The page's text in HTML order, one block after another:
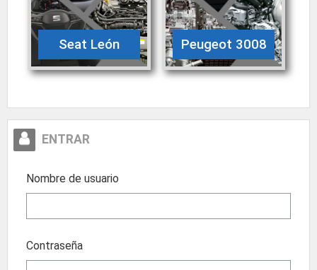
Seat León Peugeot 3008
Salta Entrar
ENTRAR
Nombre de usuario
Contraseña